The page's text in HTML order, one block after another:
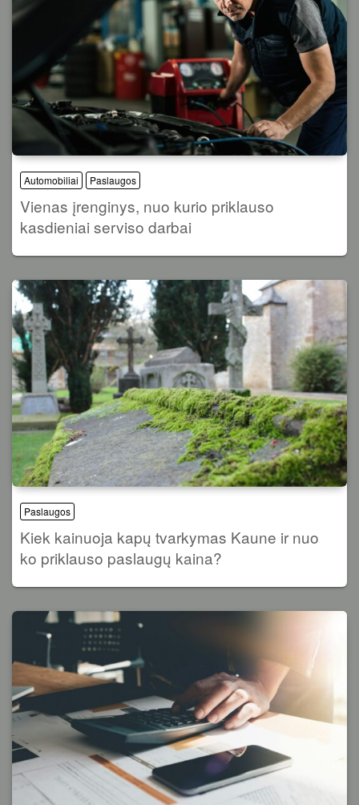
Automobiliai Paslaugos
Vienas įrenginys, nuo kurio priklauso
kasdieniai serviso darbai
Paslaugos
Kiek kainuoja kapų tvarkymas Kaune ir nuo
ko priklauso paslaugų kaina?